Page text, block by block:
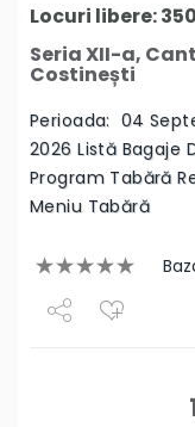
Locuri libere: 350
Seria XII-a,
Costinești
Perioada: 04
2026 Listă
Program Tabără
Meniu Tabără